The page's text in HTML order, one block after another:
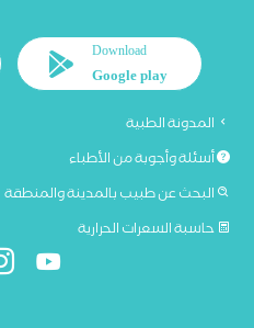
Download
Google play
المدونة الطبية
أسئلة وأجوبة من الأطباء
البحث عن طبيب بالمدينة والمنطقة
حاسبة السعرات الحرارية